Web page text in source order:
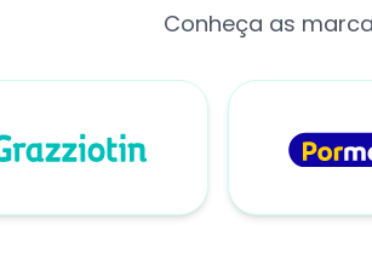
Conheça as